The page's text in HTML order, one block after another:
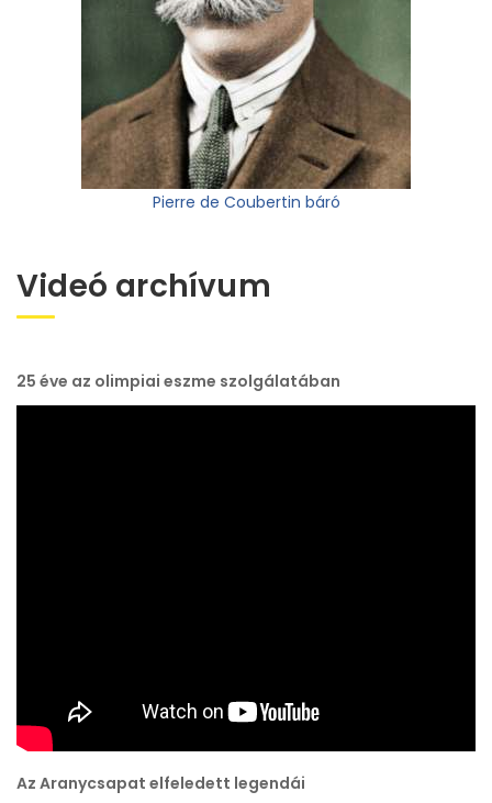
Pierre de Coubertin báró
Videó archívum
25 éve az olimpiai eszme szolgálatában
Az Aranycsapat elfeledett legendái